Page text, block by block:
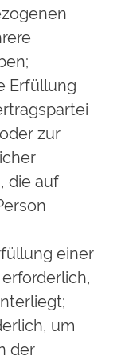
Erfüllung
zur
die auf
einer
um
der